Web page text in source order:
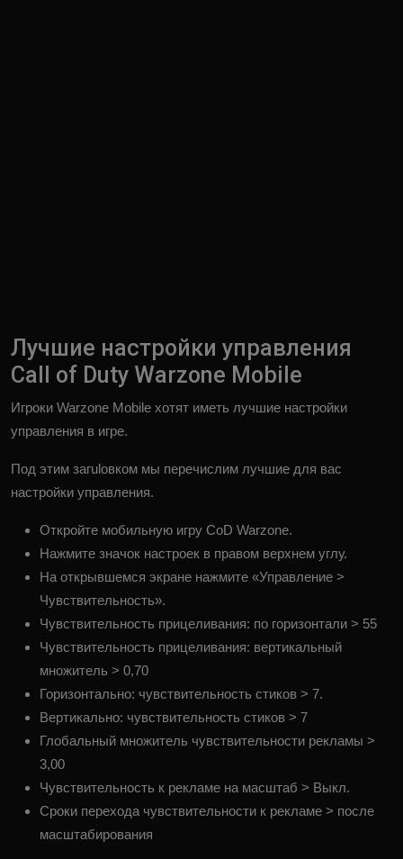
Лучшие настройки управления
Call of Duty Warzone Mobile
Игроки Warzone Mobile хотят иметь лучшие настройки
управления в игре.
Под этим загulовком мы перечислим лучшие для вас
настройки управления.
Откройте мобильную игру CoD Warzone.
Нажмите значок настроек в правом верхнем углу.
На открывшемся экране нажмите «Управление >
Чувствительность».
Чувствительность прицеливания: по горизонтали > 55
Чувствительность прицеливания: вертикальный
множитель > 0,70
Горизонтально: чувствительность стиков > 7.
Вертикально: чувствительность стиков > 7
Глобальный множитель чувствительности рекламы >
3,00
Чувствительность к рекламе на масштаб > Выкл.
Сроки перехода чувствительности к рекламе > после
масштабирования